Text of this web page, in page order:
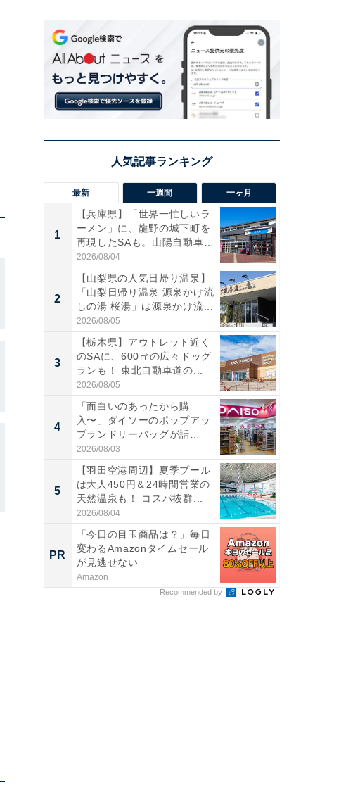
最新 一週間 一ヶ月
1
【兵庫県】「世界一忙しいラ
ーメン」に、龍野の城下町を
再現したSAも。山陽自動車
道...
2026/08/04
2
【山梨県の人気日帰り温泉】
「山梨日帰り温泉 源泉かけ流
しの湯 桜湯」は源泉かけ流...
2026/08/05
3
【栃木県】アウトレット近く
のSAに、600㎡の広々ドッグ
ランも！ 東北自動車道の...
2026/08/05
4
「面白いのあったから購
入〜」ダイソーのポップアッ
プランドリーバッグが話
題。“さま...
2026/08/03
5
【羽田空港周辺】夏季プール
は大人450円＆24時間営業の
天然温泉も！ コスパ抜群...
2026/08/04
PR
「今日の目玉商品は？」毎日
変わるAmazonタイムセール
が見逃せない
Amazon
Recommended by